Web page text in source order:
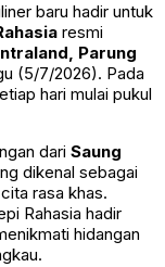
baru hadir untuk
resmi
Parung
(5/7/2026). Pada
hari mulai pukul
dari Saung
dikenal sebagai
rasa khas.
Rahasia hadir
hidangan